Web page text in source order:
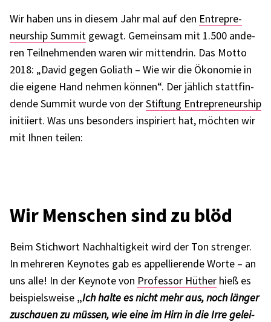
Wir haben uns in diesem Jahr mal auf den Entre­pre­
neur­ship Summit gewagt. Gemein­sam mit 1.500 ande­
ren Teil­neh­men­den waren wir mitten­drin. Das Motto
2018: „David gegen Goli­ath – Wie wir die Ökono­mie in
die eigene Hand nehmen können“. Der jählich statt­fin­
dende Summit wurde von derStif­tung Entre­pre­neur­ship
initi­iert. Was uns beson­ders inspi­riert hat, möch­ten wir
mit Ihnen teilen:
Wir Menschen sind zu blöd
Beim Stich­wort Nach­hal­tig­keit wird der Ton stren­ger.
In mehre­ren Keynotes gab es appel­lie­rende Worte – an
uns alle! In der Keynote von Profes­sor Hüther hieß es
beispiels­weise „Ich halte es nicht mehr aus, noch länger
zuschauen zu müssen, wie eine im Hirn in die Irre gelei­